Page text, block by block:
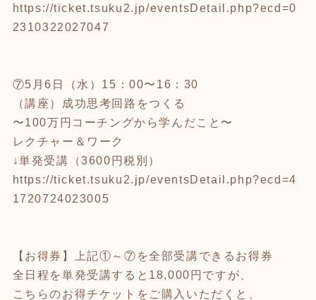
https://ticket.tsuku2.jp/eventsDetail.php?ecd=0
2310322027047
⑦5月6日（水）15：00〜16：30
（講座）成功思考回路をつくる
〜100万円コーチングから学んだこと〜
レクチャー＆ワーク
↓単発受講（3600円税別）
https://ticket.tsuku2.jp/eventsDetail.php?ecd=4
1720724023005
【お得券】上記①～⑦を全部受講できるお得券
全日程を単発受講すると18,000円ですが、
こちらのお得チケットをご購入いただくと、